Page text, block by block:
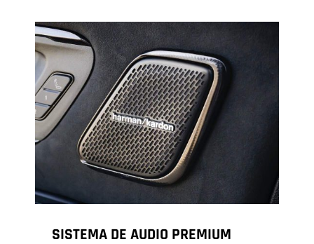
SISTEMA DE AUDIO PREMIUM